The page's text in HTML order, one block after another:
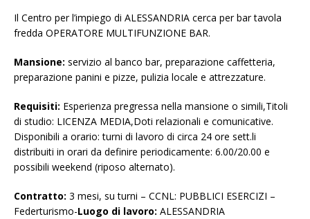
Il Centro per l’impiego di ALESSANDRIA cerca per bar tavola
fredda OPERATORE MULTIFUNZIONE BAR.
Mansione: servizio al banco bar, preparazione caffetteria,
preparazione panini e pizze, pulizia locale e attrezzature.
Requisiti: Esperienza pregressa nella mansione o simili,Titoli
di studio: LICENZA MEDIA,Doti relazionali e comunicative.
Disponibili a orario: turni di lavoro di circa 24 ore sett.li
distribuiti in orari da definire periodicamente: 6.00/20.00 e
possibili weekend (riposo alternato).
Contratto: 3 mesi, su turni – CCNL: PUBBLICI ESERCIZI –
Federturismo-Luogo di lavoro: ALESSANDRIA